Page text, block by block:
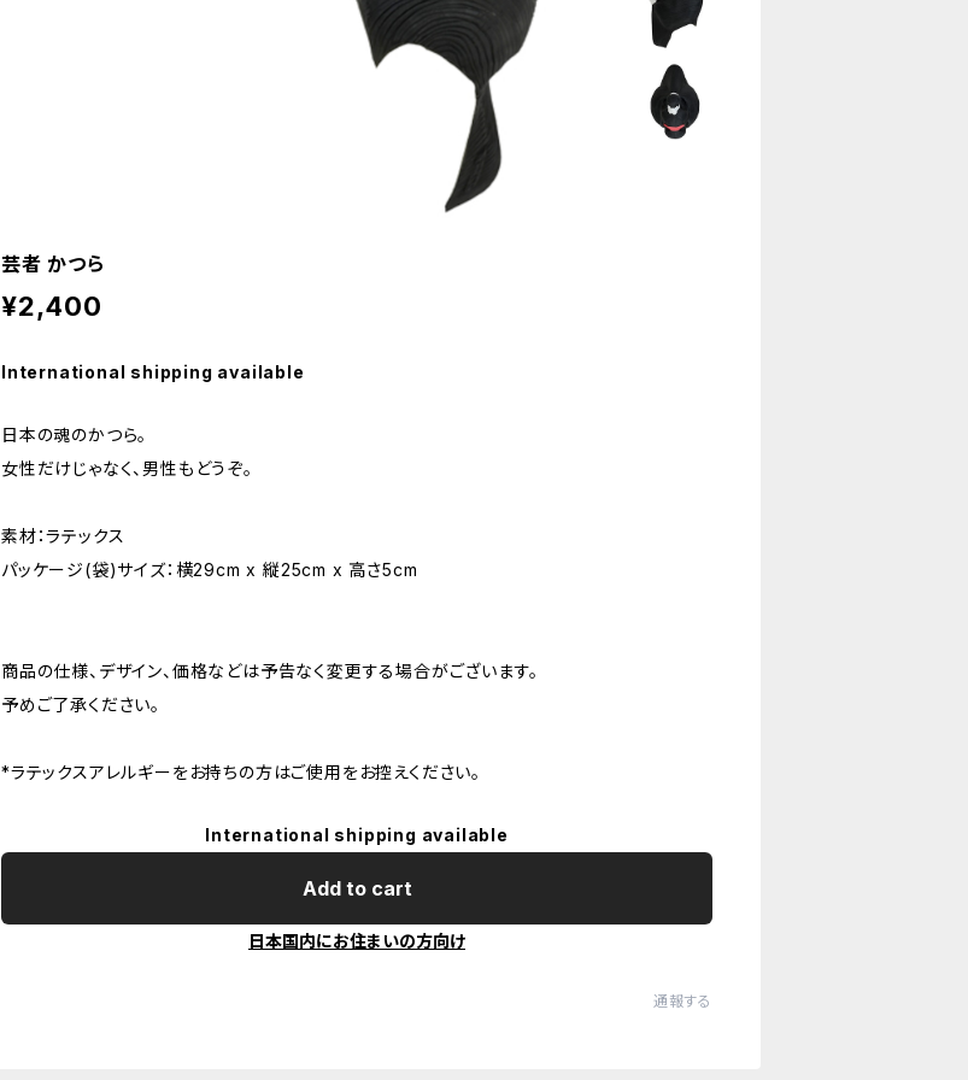
芸者 かつら
¥2,400
International shipping available
日本の魂のかつら。
女性だけじゃなく、男性もどうぞ。
素材：ラテックス
パッケージ(袋)サイズ：横29cm x 縦25cm x 高さ5cm
商品の仕様、デザイン、価格などは予告なく変更する場合がございます。
予めご了承ください。
*ラテックスアレルギーをお持ちの方はご使用をお控えください。
International shipping available
Add to cart
日本国内にお住まいの方向け
通報する